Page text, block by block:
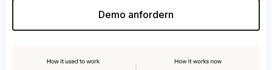
Demo anfordern